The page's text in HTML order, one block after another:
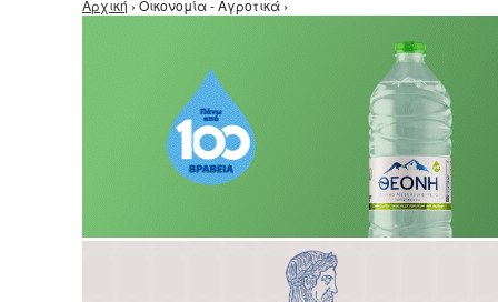
Είστε εδώ
Αρχική › Οικονομία - Αγροτικά ›